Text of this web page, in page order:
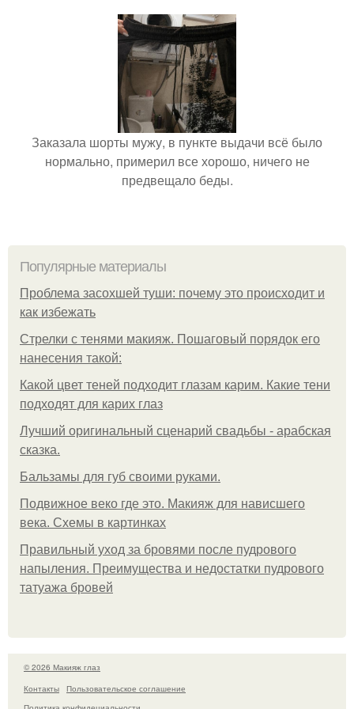
Заказала шорты мужу, в пункте выдачи всё было
нормально, примерил все хорошо, ничего не
предвещало беды.
Популярные материалы
Проблема засохшей туши: почему это происходит и
как избежать
Стрелки с тенями макияж. Пошаговый порядок его
нанесения такой:
Какой цвет теней подходит глазам карим. Какие тени
подходят для карих глаз
Лучший оригинальный сценарий свадьбы - арабская
сказка.
Бальзамы для губ своими руками.
Подвижное веко где это. Макияж для нависшего
века. Схемы в картинках
Правильный уход за бровями после пудрового
напыления. Преимущества и недостатки пудрового
татуажа бровей
© 2026 Макияж глаз
Контакты
Пользовательское соглашение